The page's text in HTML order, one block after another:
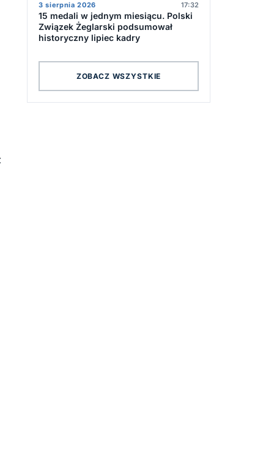
3 sierpnia 2026 17:32
15 medali w jednym miesiącu. Polski
Związek Żeglarski podsumował
historyczny lipiec kadry
ZOBACZ WSZYSTKIE